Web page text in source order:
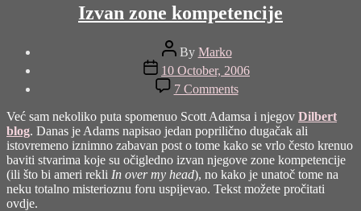
Izvan zone kompetencije
Post
author
By Marko
Post
date
10 October, 2006
7 Commentson
Izvan
zone
kompetencije
Već sam nekoliko puta spomenuo Scott Adamsa i njegov Dilbert
blog. Danas je Adams napisao jedan poprilično dugačak ali
istovremeno iznimno zabavan post o tome kako se vrlo često krenuo
baviti stvarima koje su očigledno izvan njegove zone kompetencije
(ili što bi ameri rekli In over my head), no kako je unatoč tome na
neku totalno misterioznu foru uspijevao. Tekst možete pročitati
ovdje.